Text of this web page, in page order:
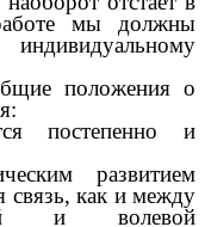
мы должны
положения о
постепенно и
развитием
связь, как и между
и волевой